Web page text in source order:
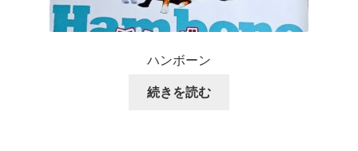
ハンボーン
続きを読む